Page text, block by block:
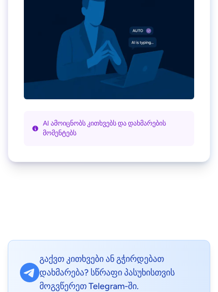
AI ამოიცნობს კითხვებს და დახმარების
მომენტებს
გაქვთ კითხვები ან გჭირდებათ
დახმარება? სწრაფი პასუხისთვის
მოგვწერეთ Telegram-ში.